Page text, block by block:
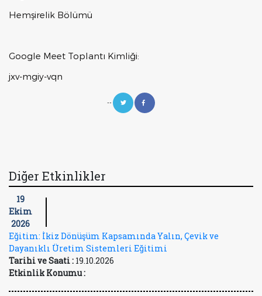
Hemşirelik Bölümü
Google Meet Toplantı Kimliği:
jxv-mgiy-vqn
--
Diğer Etkinlikler
19
Ekim
2026
Eğitim: İkiz Dönüşüm Kapsamında Yalın, Çevik ve
Dayanıklı Üretim Sistemleri Eğitimi
Tarihi ve Saati : 19.10.2026
Etkinlik Konumu :